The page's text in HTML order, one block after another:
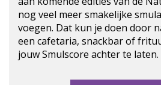
nog veel meer smakelijke
voegen. Dat kun je doen door
een cafetaria, snackbar of
jouw Smulscore achter te laten.